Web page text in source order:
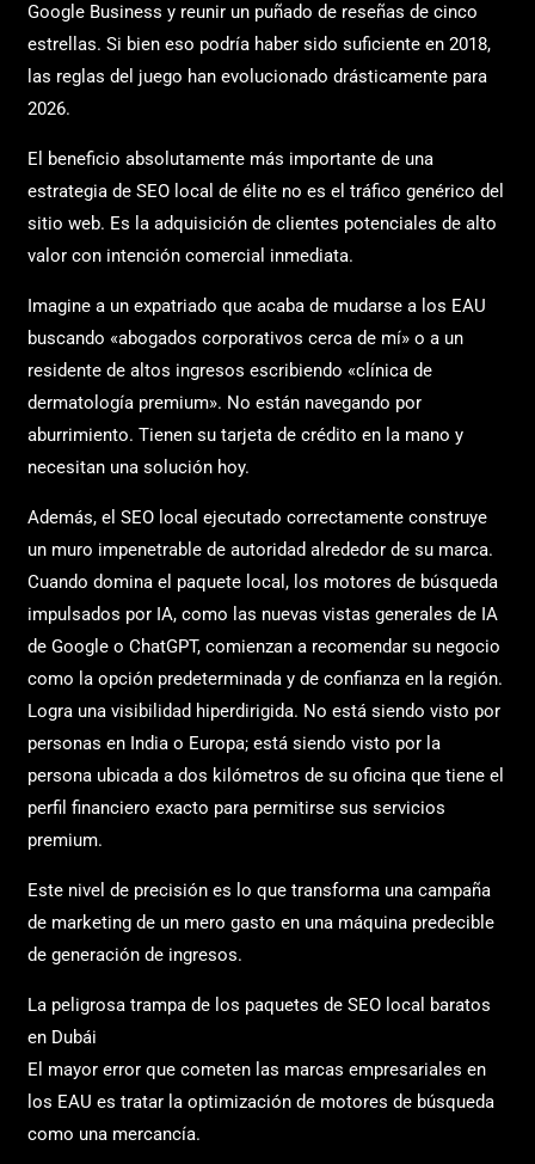
Google Business y reunir un puñado de reseñas de cinco
estrellas. Si bien eso podría haber sido suficiente en 2018,
las reglas del juego han evolucionado drásticamente para
2026.
El beneficio absolutamente más importante de una
estrategia de SEO local de élite no es el tráfico genérico del
sitio web. Es la adquisición de clientes potenciales de alto
valor con intención comercial inmediata.
Imagine a un expatriado que acaba de mudarse a los EAU
buscando «abogados corporativos cerca de mí» o a un
residente de altos ingresos escribiendo «clínica de
dermatología premium». No están navegando por
aburrimiento. Tienen su tarjeta de crédito en la mano y
necesitan una solución hoy.
Además, el SEO local ejecutado correctamente construye
un muro impenetrable de autoridad alrededor de su marca.
Cuando domina el paquete local, los motores de búsqueda
impulsados por IA, como las nuevas vistas generales de IA
de Google o ChatGPT, comienzan a recomendar su negocio
como la opción predeterminada y de confianza en la región.
Logra una visibilidad hiperdirigida. No está siendo visto por
personas en India o Europa; está siendo visto por la
persona ubicada a dos kilómetros de su oficina que tiene el
perfil financiero exacto para permitirse sus servicios
premium.
Este nivel de precisión es lo que transforma una campaña
de marketing de un mero gasto en una máquina predecible
de generación de ingresos.
La peligrosa trampa de los paquetes de SEO local baratos
en Dubái
El mayor error que cometen las marcas empresariales en
los EAU es tratar la optimización de motores de búsqueda
como una mercancía.